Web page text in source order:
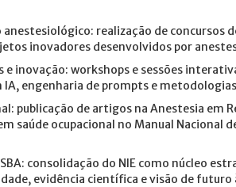
realização de concursos
inovadores desenvolvidos por
e inovação: workshops e sessões
IA, engenharia de prompts e
publicação de artigos na Anestesia em
saúde ocupacional no Manual Nacional
consolidação do NIE como núcleo
evidência científica e visão de futuro